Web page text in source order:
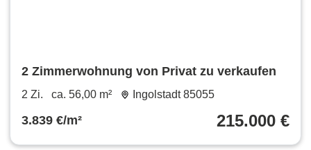
2 Zimmerwohnung von Privat zu verkaufen
2 Zi. ca. 56,00 m² Ingolstadt 85055
3.839 €/m² 215.000 €